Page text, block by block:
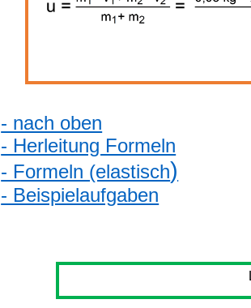
- nach oben
- Herleitung Formeln
- Formeln (elastisch)
- Beispielaufgaben